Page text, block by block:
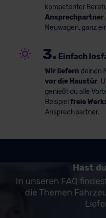
kompetenter
Ansprechpartner
Neuwagen, ganz
3. Einfach
Wir liefern deinen
vor die Haustür.
genießt du alle
Beispiel freie
Ansprechpartner.
Hast
In unseren FAQ
die Themen